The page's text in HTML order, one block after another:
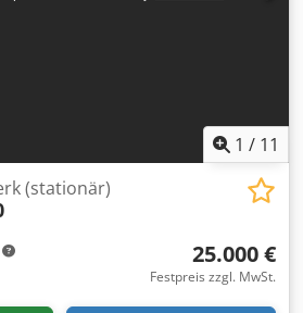
1 / 11
(stationär)
25.000 €
Festpreis zzgl. MwSt.